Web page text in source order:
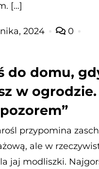
[…]
2024 0
do domu,
w ogrodzie.
przypomina
ale w
jaj modliszki.